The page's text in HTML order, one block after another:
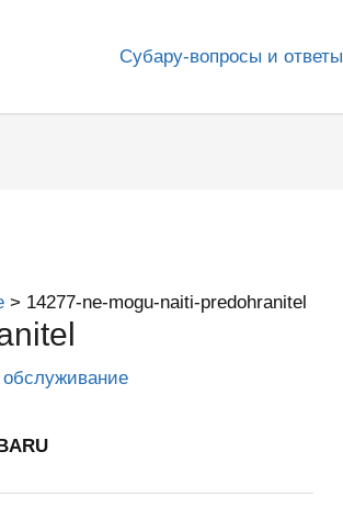
Субару-вопросы и ответы
14277-ne-mogu-naiti-predohranitel
обслуживание